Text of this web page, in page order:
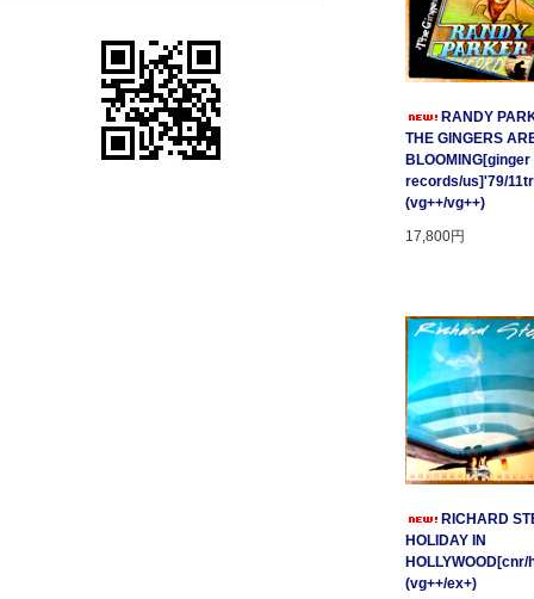
RANDY
THE GINGERS
BLOOMING[ginger
records/us]'79/
(vg++/vg++)
17,800円
RICHARD
HOLIDAY IN
(vg++/ex+)